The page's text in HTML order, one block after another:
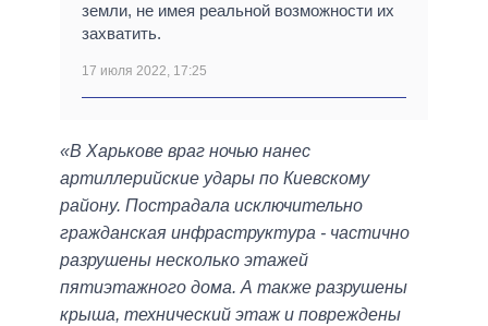
земли, не имея реальной возможности их
захватить.
17 июля 2022, 17:25
«В Харькове враг ночью нанес
артиллерийские удары по Киевскому
району. Пострадала исключительно
гражданская инфраструктура - частично
разрушены несколько этажей
пятиэтажного дома. А также разрушены
крыша, технический этаж и повреждены